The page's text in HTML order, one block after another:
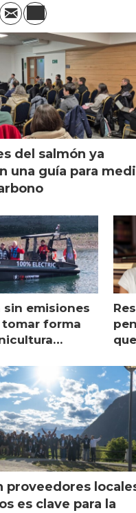
del salmón ya
una guía para
sin emisiones
forma
proveedores
es clave para la